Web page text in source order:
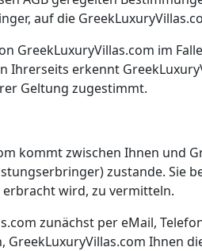
auf die
GreekLuxuryVillas.com im
erkennt
Geltung zugestimmt.
kommt zwischen Ihnen und
zustande. Sie
wird, zu vermitteln.
zunächst per eMail,
Ihnen